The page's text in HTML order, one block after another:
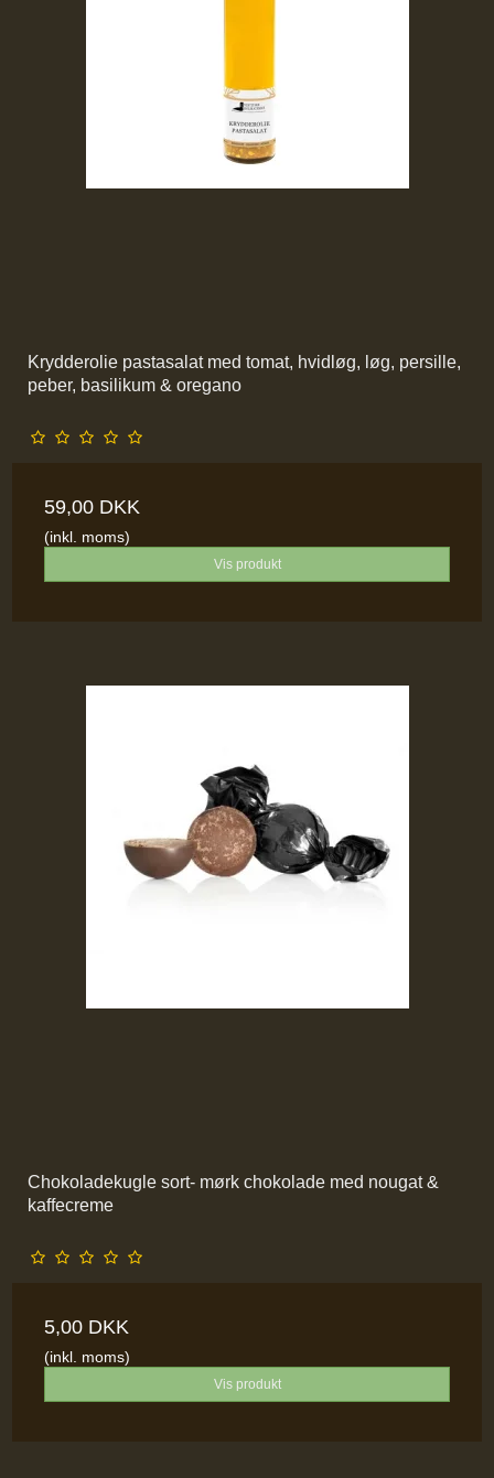
Krydderolie pastasalat med tomat, hvidløg, løg, persille,
peber, basilikum & oregano
59,00 DKK
(inkl. moms)
Vis produkt
Chokoladekugle sort- mørk chokolade med nougat &
kaffecreme
5,00 DKK
(inkl. moms)
Vis produkt